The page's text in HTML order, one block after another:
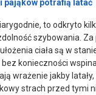
pająków potrafią latać
to odkryto
szybowania.
ciała są w
bez konieczności
wrażenie jakby
strach przed tymi